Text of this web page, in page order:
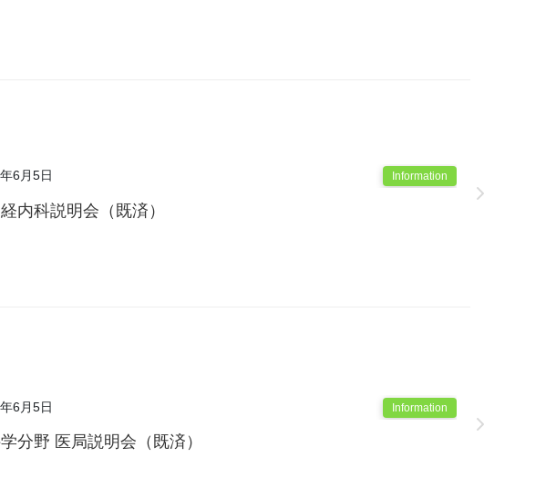
6月5日 Information
内科説明会（既済）
6月5日 Information
分野 医局説明会（既済）